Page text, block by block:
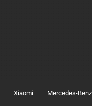
Xiaomi Mercedes-Benz